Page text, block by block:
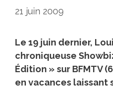
21 juin 2009
Le 19 juin dernier,
chroniqueuse
Édition » sur BFMTV
en vacances laissant